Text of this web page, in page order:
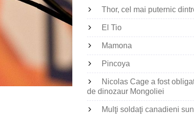
Thor, cel mai puternic
El Tio
Mamona
Pincoya
Nicolas Cage a fost
de dinozaur Mongoliei
Mulţi soldaţi canadieni